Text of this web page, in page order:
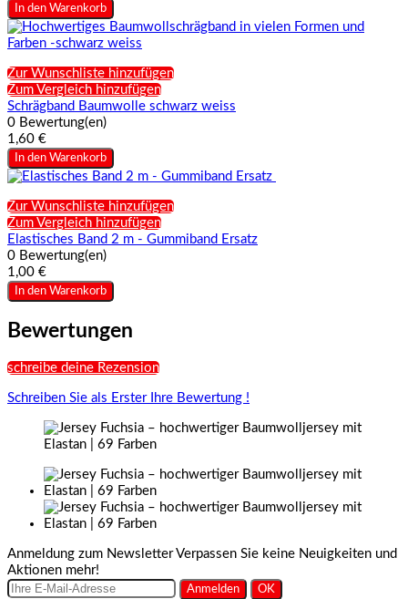
In den Warenkorb
Zur Wunschliste hinzufügen
Zum Vergleich hinzufügen
Schrägband Baumwolle schwarz weiss
0 Bewertung(en)
1,60 €
In den Warenkorb
Zur Wunschliste hinzufügen
Zum Vergleich hinzufügen
Elastisches Band 2 m - Gummiband Ersatz
0 Bewertung(en)
1,00 €
In den Warenkorb
Bewertungen
schreibe deine Rezension
Schreiben Sie als Erster Ihre Bewertung !
Anmeldung zum Newsletter Verpassen Sie keine Neuigkeiten und
Aktionen mehr!